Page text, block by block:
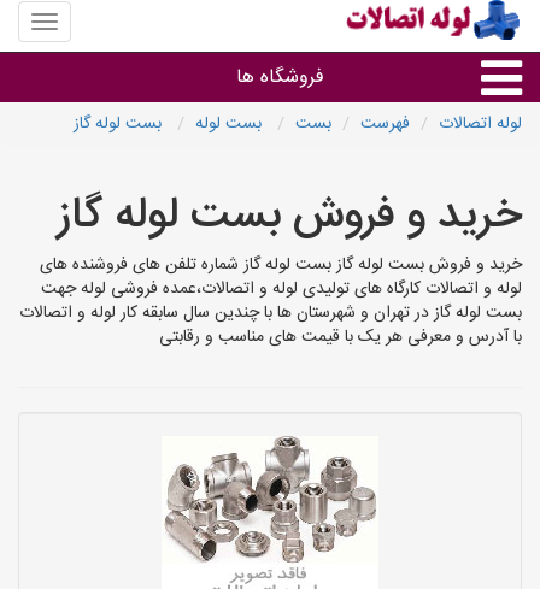
منوی
سایت
فروشگاه ها
سایر گروه ها
فروشگاه های لوله و اتصالات
لوله اتصالات فهرست بست بست لوله بست لوله گاز
خرید و فروش بست لوله گاز
خرید و فروش بست لوله گاز بست لوله گاز شماره تلفن های فروشنده های
لوله و اتصالات کارگاه های تولیدی لوله و اتصالات،عمده فروشی لوله جهت
بست لوله گاز در تهران و شهرستان ها با چندین سال سابقه کار لوله و اتصالات
با آدرس و معرفی هر یک با قیمت های مناسب و رقابتی